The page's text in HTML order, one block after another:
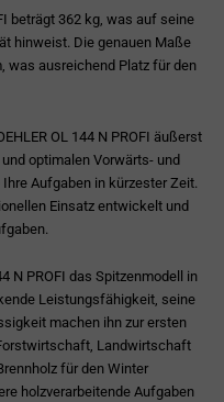
beträgt 362 kg, was auf seine
hinweist. Die genauen Maße
was ausreichend Platz für den
OL 144 N PROFI äußerst
optimalen Vorwärts- und
Aufgaben in kürzester Zeit.
Einsatz entwickelt und
N PROFI das Spitzenmodell in
Leistungsfähigkeit, seine
machen ihn zur ersten
Landwirtschaft
für den Winter
holzverarbeitende Aufgaben